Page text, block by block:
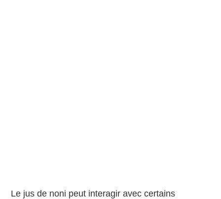
Le jus de noni peut interagir avec certains